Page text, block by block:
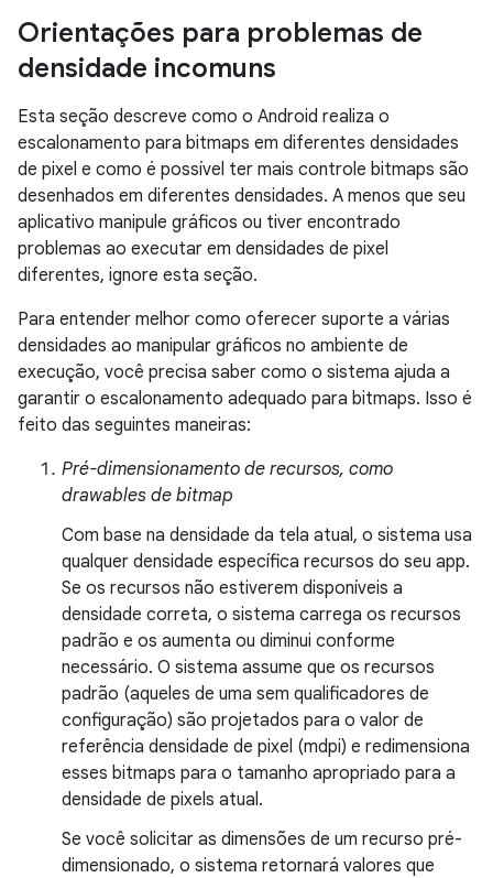
Orientações para problemas de
densidade incomuns
Esta seção descreve como o Android realiza o
escalonamento para bitmaps em diferentes densidades
de pixel e como é possível ter mais controle bitmaps são
desenhados em diferentes densidades. A menos que seu
aplicativo manipule gráficos ou tiver encontrado
problemas ao executar em densidades de pixel
diferentes, ignore esta seção.
Para entender melhor como oferecer suporte a várias
densidades ao manipular gráficos no ambiente de
execução, você precisa saber como o sistema ajuda a
garantir o escalonamento adequado para bitmaps. Isso é
feito das seguintes maneiras:
Pré-dimensionamento de recursos, como
drawables de bitmap
Com base na densidade da tela atual, o sistema usa
qualquer densidade específica recursos do seu app.
Se os recursos não estiverem disponíveis a
densidade correta, o sistema carrega os recursos
padrão e os aumenta ou diminui conforme
necessário. O sistema assume que os recursos
padrão (aqueles de uma sem qualificadores de
configuração) são projetados para o valor de
referência densidade de pixel (mdpi) e redimensiona
esses bitmaps para o tamanho apropriado para a
densidade de pixels atual.
Se você solicitar as dimensões de um recurso pré-
dimensionado, o sistema retornará valores que